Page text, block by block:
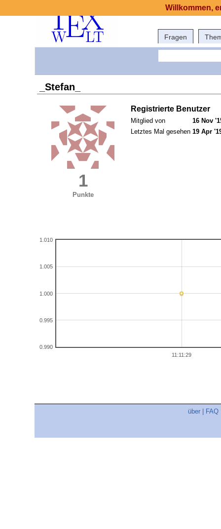
Fragen
_Stefan_
1
Punkte
Registrierte Benutzer
Mitglied von
16 Nov
Letztes Mal gesehen 19 Apr
11:11:29
0.990
0.995
1.000
1.005
1.010
über FAQ
Willkommen,